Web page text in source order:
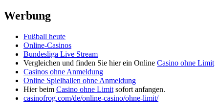
Werbung
Fußball heute
Online-Casinos
Bundesliga Live Stream
Vergleichen und finden Sie hier ein Online Casino ohne Limit
Casinos ohne Anmeldung
Online Spielhallen ohne Anmeldung
Hier beim Casino ohne Limit sofort anfangen.
casinofrog.com/de/online-casino/ohne-limit/